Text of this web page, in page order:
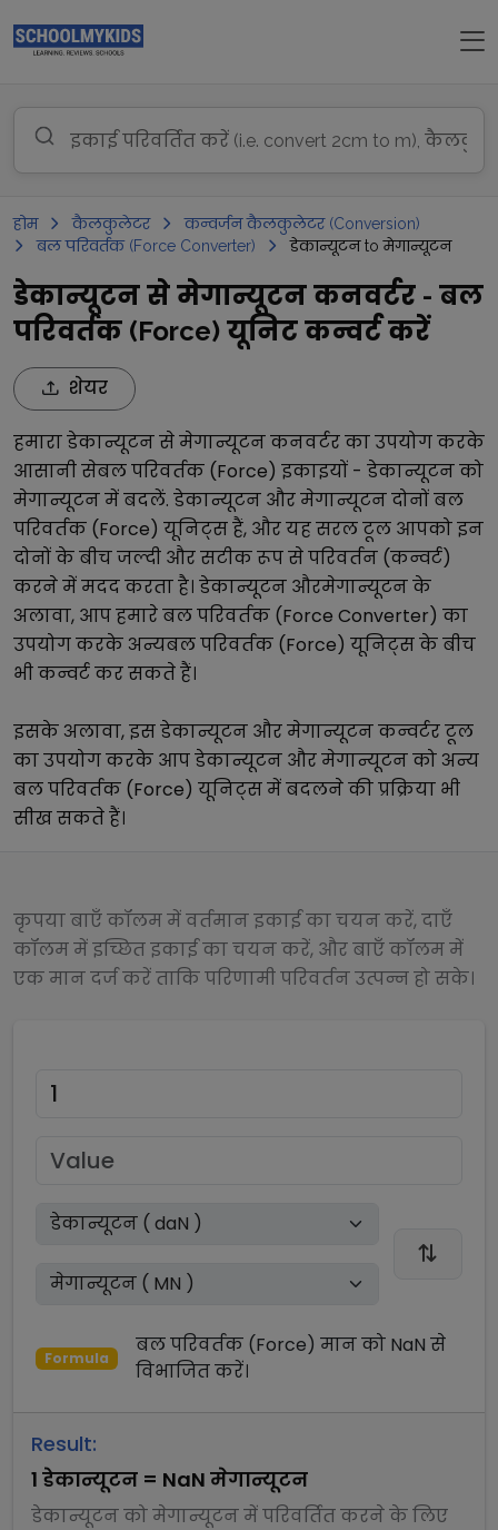
होम कैलकुलेटर
कन्वर्जन कैलकुलेटर (Conversion)
बल परिवर्तक (Force Converter)
डेकान्यूटन to मेगान्यूटन
डेकान्यूटन से मेगान्यूटन कनवर्टर - बल
परिवर्तक (Force) यूनिट कन्वर्ट करें
शेयर
हमाराडेकान्यूटनसेमेगान्यूटनकनवर्टर का उपयोग करके
आसानी सेबल परिवर्तक (Force) इकाइयों - डेकान्यूटनको
मेगान्यूटनमें बदलें. डेकान्यूटन औरमेगान्यूटनदोनोंबल
परिवर्तक (Force) यूनिट्स हैं, और यह सरल टूल आपको इन
दोनों के बीच जल्दी और सटीक रूप से परिवर्तन (कन्वर्ट)
करने में मदद करता है। डेकान्यूटन औरमेगान्यूटनके
अलावा, आप हमारेबल परिवर्तक (Force Converter) का
उपयोग करके अन्यबल परिवर्तक (Force) यूनिट्स के बीच
भी कन्वर्ट कर सकते हैं।
इसके अलावा, इसडेकान्यूटन औरमेगान्यूटनकन्वर्टर टूल
का उपयोग करके आपडेकान्यूटन औरमेगान्यूटनको अन्य
बल परिवर्तक (Force) यूनिट्स में बदलने की प्रक्रिया भी
सीख सकते हैं।
कृपया बाएँ कॉलम में वर्तमान इकाई का चयन करें, दाएँ
कॉलम में इच्छित इकाई का चयन करें, और बाएँ कॉलम में
एक मान दर्ज करें ताकि परिणामी परिवर्तन उत्पन्न हो सके।
Formula
बल परिवर्तक (Force) मान को NaN से
विभाजितकरें।
Result:
1 डेकान्यूटन = NaN मेगान्यूटन
डेकान्यूटनकोमेगान्यूटनमें परिवर्तित करने के लिए